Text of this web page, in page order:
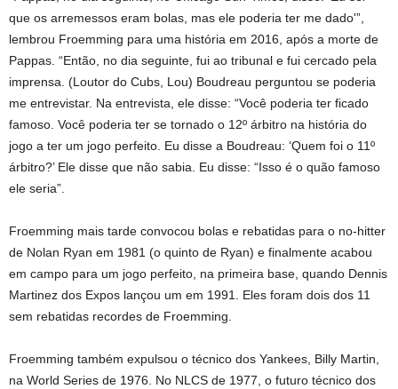
que os arremessos eram bolas, mas ele poderia ter me dado'”,
lembrou Froemming para uma história em 2016, após a morte de
Pappas. “Então, no dia seguinte, fui ao tribunal e fui cercado pela
imprensa. (Loutor do Cubs, Lou) Boudreau perguntou se poderia
me entrevistar. Na entrevista, ele disse: “Você poderia ter ficado
famoso. Você poderia ter se tornado o 12º árbitro na história do
jogo a ter um jogo perfeito. Eu disse a Boudreau: ‘Quem foi o 11º
árbitro?’ Ele disse que não sabia. Eu disse: “Isso é o quão famoso
ele seria”.
Froemming mais tarde convocou bolas e rebatidas para o no-hitter
de Nolan Ryan em 1981 (o quinto de Ryan) e finalmente acabou
em campo para um jogo perfeito, na primeira base, quando Dennis
Martinez dos Expos lançou um em 1991. Eles foram dois dos 11
sem rebatidas recordes de Froemming.
Froemming também expulsou o técnico dos Yankees, Billy Martin,
na World Series de 1976. No NLCS de 1977, o futuro técnico dos